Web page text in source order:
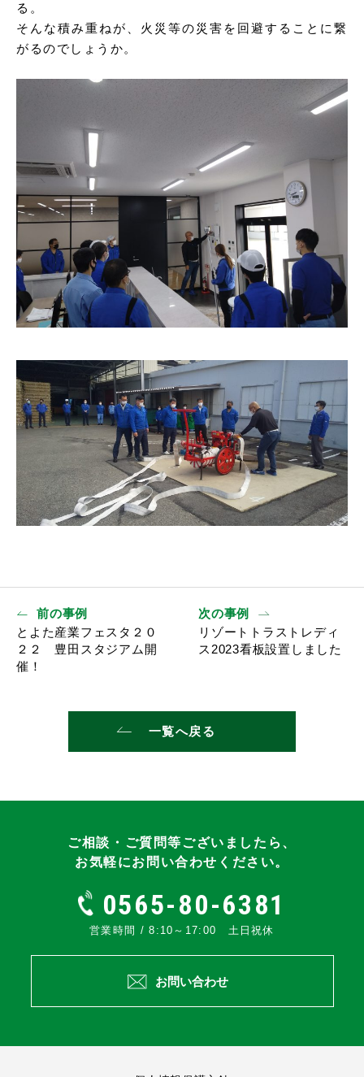
る。
そんな積み重ねが、火災等の災害を回避することに繋
がるのでしょうか。
前の事例
とよた産業フェスタ２０
２２ 豊田スタジアム開
催！
次の事例
リゾートトラストレディ
ス2023看板設置しました
一覧へ戻る
ご相談・ご質問等ございましたら、
お気軽にお問い合わせください。
0565-80-6381
営業時間 / 8:10～17:00 土日祝休
お問い合わせ